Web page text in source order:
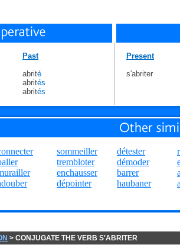
Past
abrité
abrités
abrités
Present
s'abriter
sommeiller
trembloter
enchausser
dépointer
détester
démoder
barrer
haubaner
> CONJUGATE THE VERB S'ABRITER